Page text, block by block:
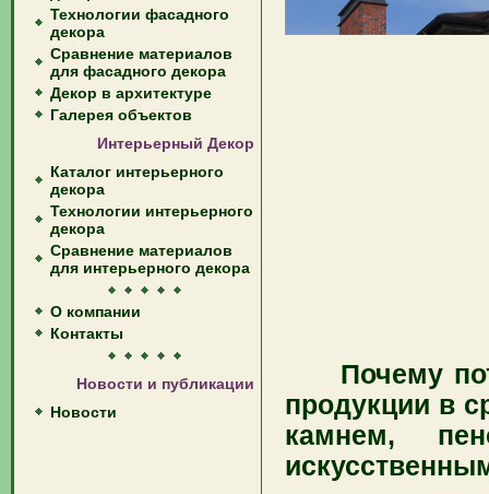
Технологии фасадного
декора
Сравнение материалов
для фасадного декора
Декор в архитектуре
Галерея объектов
Интерьерный Декор
Каталог интерьерного
декора
Технологии интерьерного
декора
Сравнение материалов
для интерьерного декора
О компании
Контакты
Новости и публикации
Новости
Почему
продукции в
камнем,